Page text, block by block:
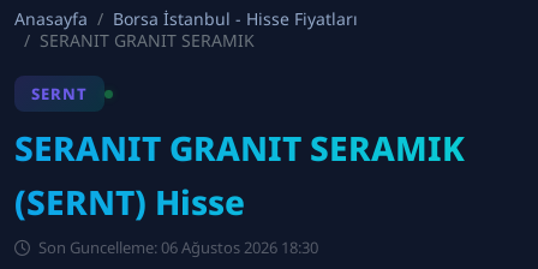
Anasayfa
Borsa İstanbul - Hisse Fiyatları
SERANIT GRANIT SERAMIK
SERNT
SERANIT GRANIT SERAMIK
(SERNT) Hisse
Son Guncelleme: 06 Ağustos 2026 18:30